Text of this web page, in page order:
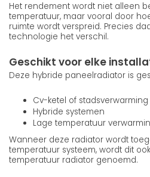
Het rendement wordt niet alleen
temperatuur, maar vooral door
ruimte wordt verspreid. Precies
technologie het verschil.
Geschikt voor elke
Deze hybride paneelradiator is
Cv-ketel of stadsverwarming
Hybride systemen
Lage temperatuur
Wanneer deze radiator wordt
temperatuur systeem, wordt dit
temperatuur radiator genoemd.